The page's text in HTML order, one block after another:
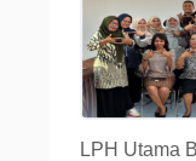
LPH Utama